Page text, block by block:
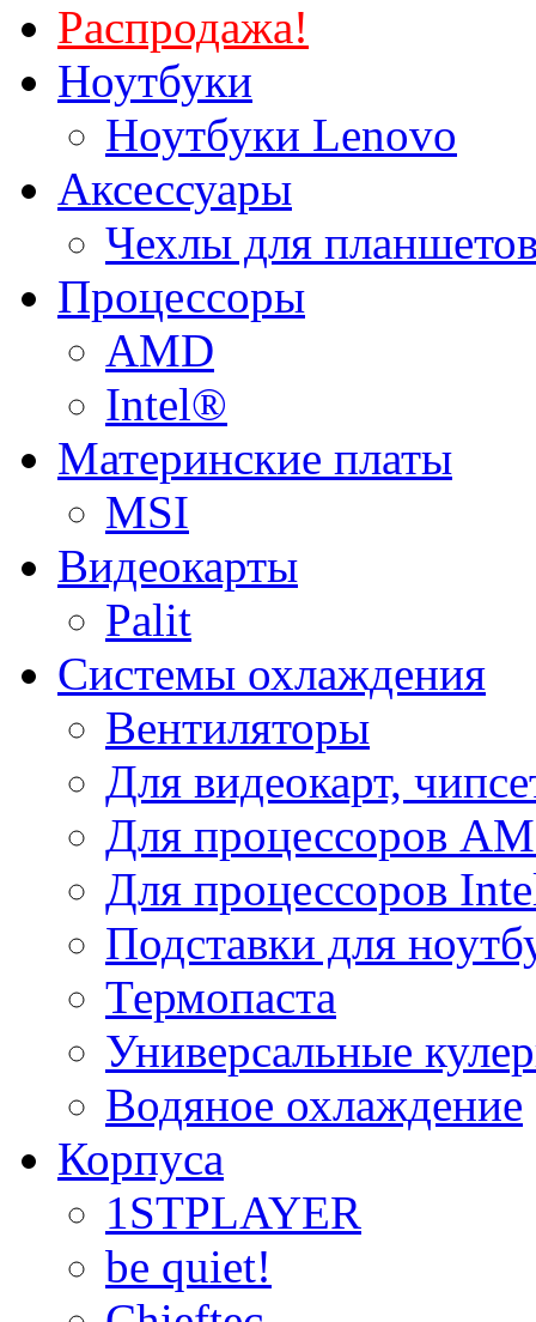
Распродажа!
Ноутбуки
Ноутбуки Lenovo
Аксессуары
Чехлы для
Процессоры
AMD
Intel®
Материнские платы
MSI
Видеокарты
Palit
Системы охлаждения
Вентиляторы
Для видеокарт,
Для процессоров
Для процессоров
Подставки для
Термопаста
Универсальные
Водяное охлаждение
Корпуса
1STPLAYER
be quiet!